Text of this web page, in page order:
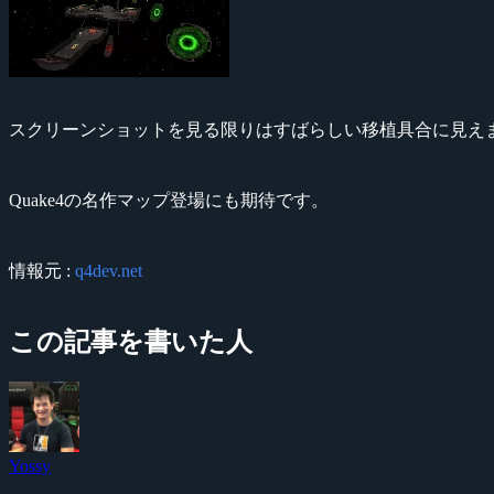
スクリーンショットを見る限りはすばらしい移植具合に見え
Quake4の名作マップ登場にも期待です。
情報元 : q4dev.net
この記事を書いた人
Yossy